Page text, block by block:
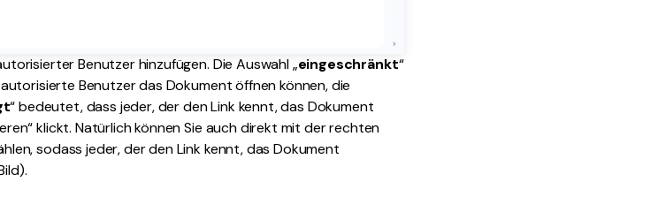
Benutzer hinzufügen. Die Auswahl „eingeschränkt“
Benutzer das Dokument öffnen können, die
“ bedeutet, dass jeder, der den Link kennt, das Dokument
klickt. Natürlich können Sie auch direkt mit der rechten
sodass jeder, der den Link kennt, das Dokument